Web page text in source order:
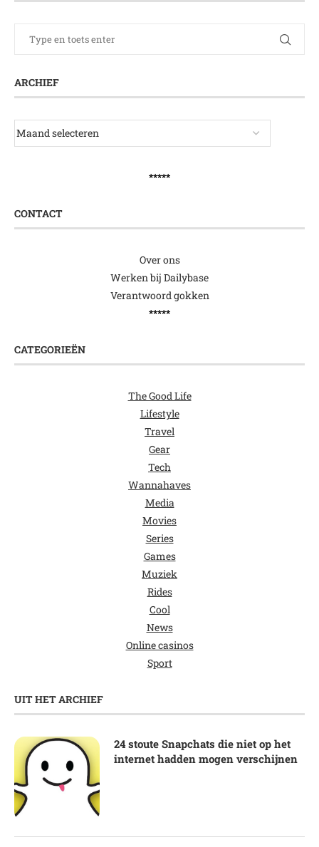
ARCHIEF
*****
CONTACT
Over ons
Werken bij Dailybase
Verantwoord gokken
*****
CATEGORIEËN
The Good Life
Lifestyle
Travel
Gear
Tech
Wannahaves
Media
Movies
Series
Games
Muziek
Rides
Cool
News
Online casinos
Sport
UIT HET ARCHIEF
24 stoute Snapchats die niet op het
internet hadden mogen verschijnen